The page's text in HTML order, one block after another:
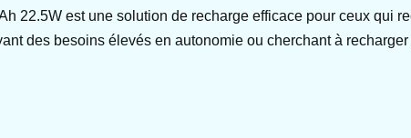
22.5W est une solution de recharge efficace pour ceux qui
des besoins élevés en autonomie ou cherchant à